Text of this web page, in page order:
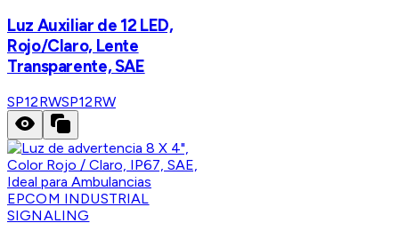
Luz Auxiliar de 12 LED,
Rojo/Claro, Lente
Transparente, SAE
SP12RWSP12RW
EPCOM INDUSTRIAL
SIGNALING